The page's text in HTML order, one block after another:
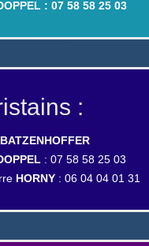
: 07 58 58 25 03
:
BATZENHOFFER
: 07 58 58 25 03
HORNY : 06 04 04 01 31